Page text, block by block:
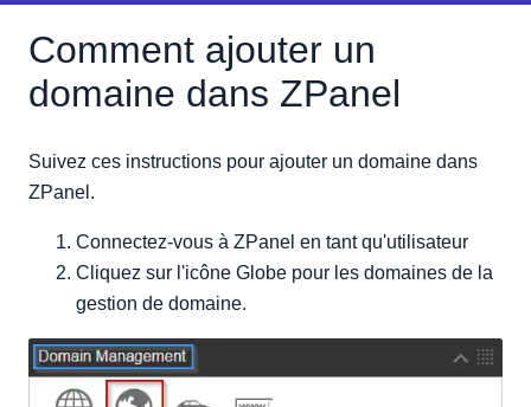
Comment ajouter un
domaine dans ZPanel
Suivez ces instructions pour ajouter un domaine dans
ZPanel.
Connectez-vous à ZPanel en tant qu'utilisateur
Cliquez sur l'icône Globe pour les domaines de la
gestion de domaine.